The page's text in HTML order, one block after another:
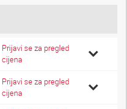
Prijavi se za pregled
cijena
Prijavi se za pregled
cijena